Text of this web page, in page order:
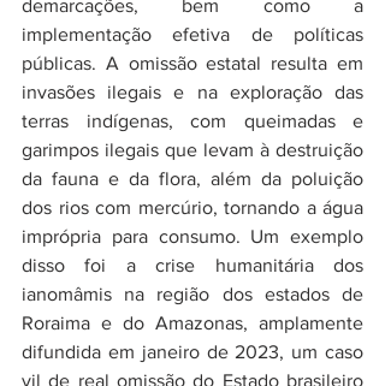
demarcações, bem como a
implementação efetiva de políticas
públicas. A omissão estatal resulta em
invasões ilegais e na exploração das
terras indígenas, com queimadas e
garimpos ilegais que levam à destruição
da fauna e da flora, além da poluição
dos rios com mercúrio, tornando a água
imprópria para consumo. Um exemplo
disso foi a crise humanitária dos
ianomâmis na região dos estados de
Roraima e do Amazonas, amplamente
difundida em janeiro de 2023, um caso
vil de real omissão do Estado brasileiro